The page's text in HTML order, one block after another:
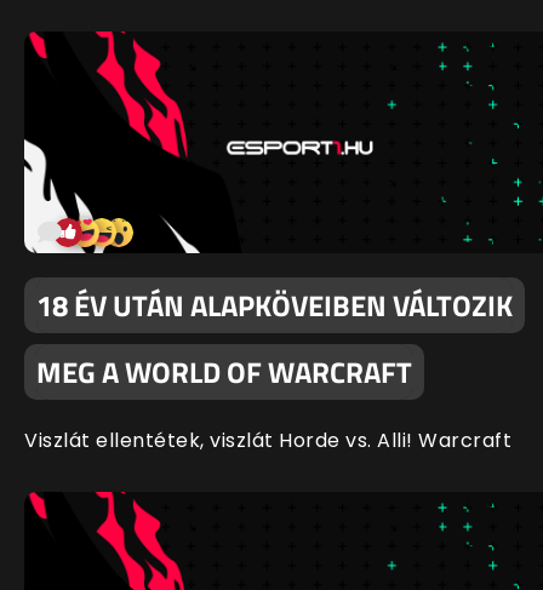
18 ÉV UTÁN ALAPKÖVEIBEN VÁLTOZIK
MEG A WORLD OF WARCRAFT
Viszlát ellentétek, viszlát Horde vs. Alli! Warcraft